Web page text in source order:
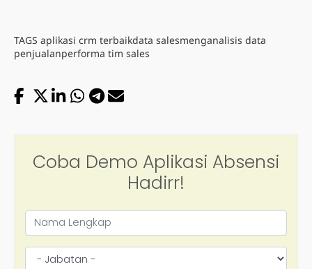
TAGS aplikasi crm terbaikdata salesmenganalisis data
penjualanperforma tim sales